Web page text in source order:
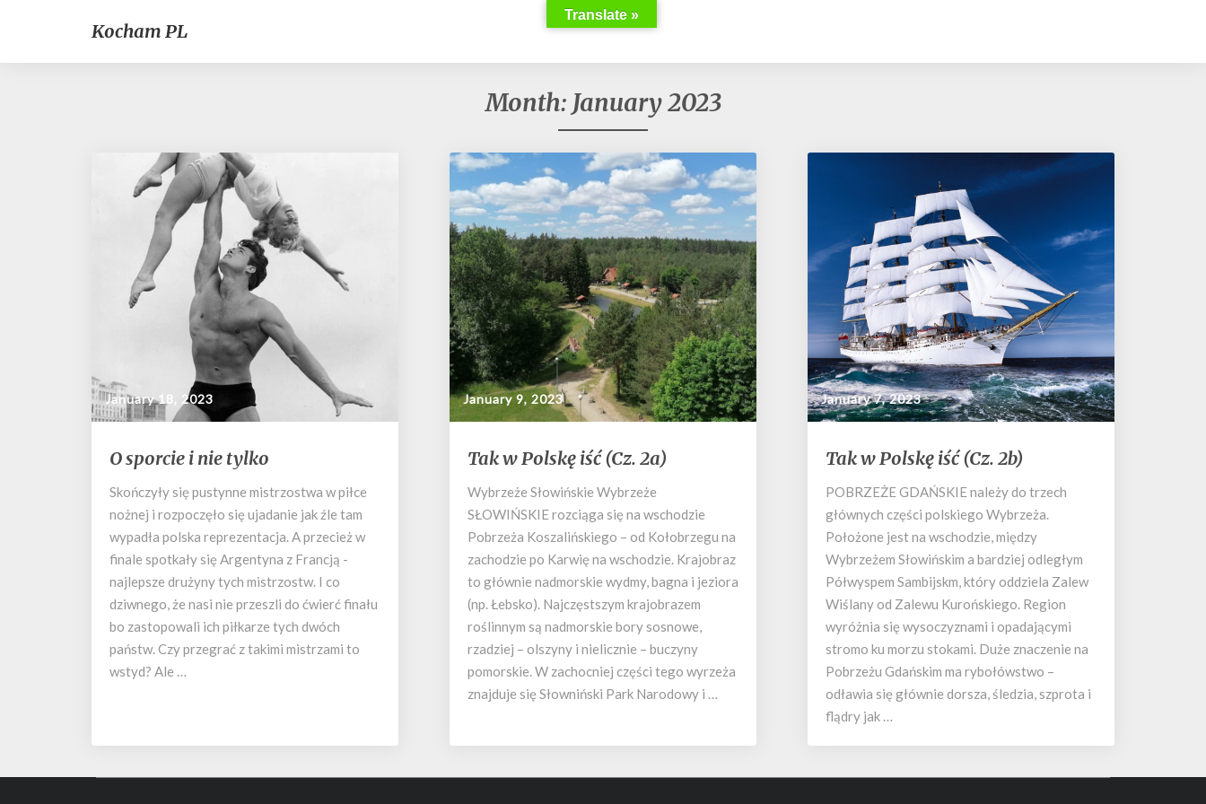
Kocham PL
Month: January 2023
January 18, 2023
O
sporcie
i
O sporcie i nie tylko
Skończyły się pustynne mistrzostwa w piłce
nożnej i rozpoczęło się ujadanie jak źle tam
wypadła polska reprezentacja. A przecież w
finale spotkały się Argentyna z Francją -
najlepsze drużyny tych mistrzostw. I co
dziwnego, że nasi nie przeszli do ćwierć finału
bo zastopowali ich piłkarze tych dwóch
państw. Czy przegrać z takimi mistrzami to
wstyd? Ale …
January 9, 2023
Tak
w
Polskę
iść
2a)
Tak w Polskę iść (Cz. 2a)
Wybrzeże Słowińskie Wybrzeże
SŁOWIŃSKIE rozciąga się na wschodzie
Pobrzeża Koszalińskiego – od Kołobrzegu na
zachodzie po Karwię na wschodzie. Krajobraz
to głównie nadmorskie wydmy, bagna i jeziora
(np. Łebsko). Najczęstszym krajobrazem
roślinnym są nadmorskie bory sosnowe,
rzadziej – olszyny i nielicznie – buczyny
pomorskie. W zachocniej części tego wyrzeża
znajduje się Słowniński Park Narodowy i …
January 7, 2023
Tak
w
Polskę
iść
(Cz.
2b)
Tak w Polskę iść (Cz. 2b)
POBRZEŻE GDAŃSKIE należy do trzech
głównych części polskiego Wybrzeża.
Położone jest na wschodzie, między
Wybrzeżem Słowińskim a bardziej odległym
Półwyspem Sambijskm, który oddziela Zalew
Wiślany od Zalewu Kurońskiego. Region
wyróżnia się wysoczyznami i opadającymi
stromo ku morzu stokami. Duże znaczenie na
Pobrzeżu Gdańskim ma rybołówstwo –
odławia się głównie dorsza, śledzia, szprota i
flądry jak …
Translate »